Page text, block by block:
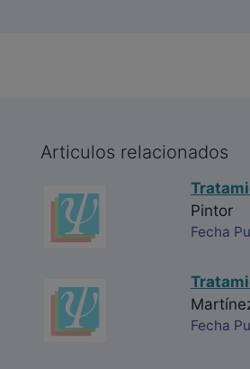
Articulos relacionados
Pintor
Fecha
Fecha